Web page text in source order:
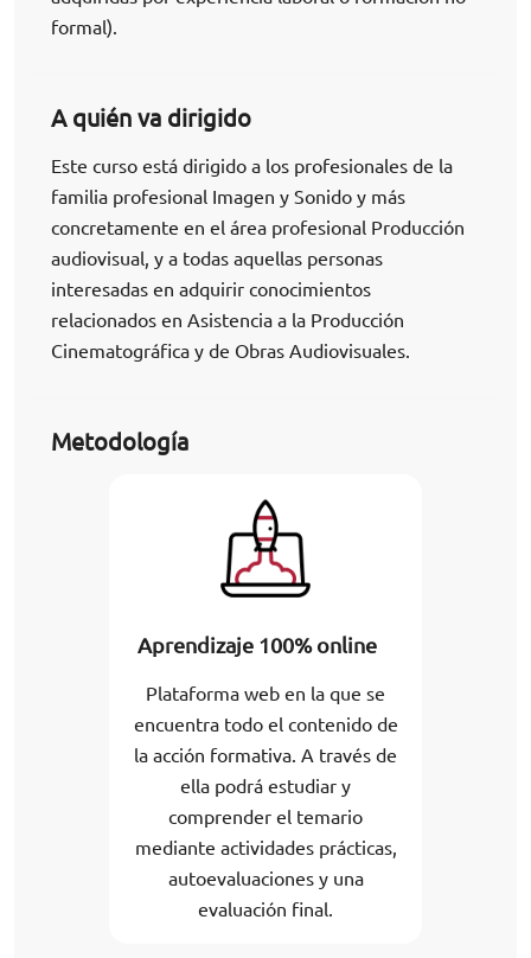
formal).
A quién va dirigido
Este curso está dirigido a los profesionales de la
familia profesional Imagen y Sonido y más
concretamente en el área profesional Producción
audiovisual, y a todas aquellas personas
interesadas en adquirir conocimientos
relacionados en Asistencia a la Producción
Cinematográfica y de Obras Audiovisuales.
Metodología
Aprendizaje 100% online
Plataforma web en la que se
encuentra todo el contenido de
la acción formativa. A través de
ella podrá estudiar y
comprender el temario
mediante actividades prácticas,
autoevaluaciones y una
evaluación final.